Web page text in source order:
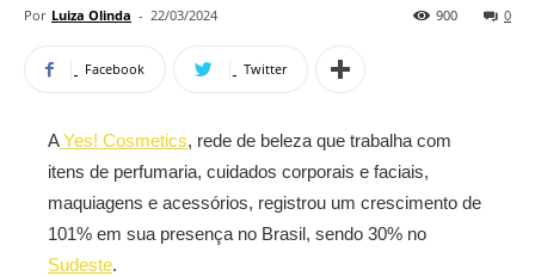
Por Luiza Olinda - 22/03/2024 0
900
Facebook Twitter
AYes! Cosmetics, rede de beleza que trabalha com
itens de perfumaria, cuidados corporais e faciais,
maquiagens e acessórios, registrou um crescimento de
101% em sua presença no Brasil, sendo 30% no
Sudeste.